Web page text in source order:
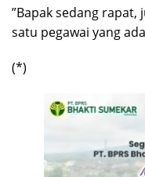
”Bapak sedang rapat,
satu pegawai yang
(*)